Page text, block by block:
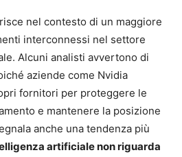
nel contesto di un maggiore
interconnessi nel settore
Alcuni analisti avvertono di
aziende come Nvidia
fornitori per proteggere le
e mantenere la posizione
anche una tendenza più
artificiale non riguarda